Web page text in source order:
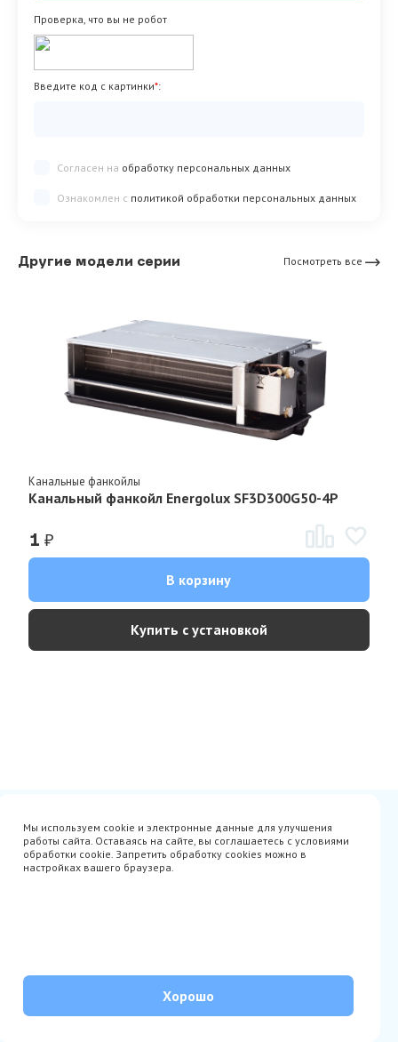
Проверка, что вы не робот
Введите код с картинки*:
Согласен на обработку персональных данных
Ознакомлен с политикой обработки персональных данных
Другие модели серии Посмотреть все
Канальные фанкойлы
Канальный фанкойл Energolux SF3D300G50-4P
1 ₽
В корзину
Купить с установкой
Avito
Акции
Гарантия
Оплата
Производители
Политика обработки персональных данных
Согласие на обработку персональных данных
Мы используем cookie и электронные данные для улучшения
работы сайта. Оставаясь на сайте, вы соглашаетесь с условиями
обработки cookie. Запретить обработку cookies можно в
настройках вашего браузера.
Хорошо